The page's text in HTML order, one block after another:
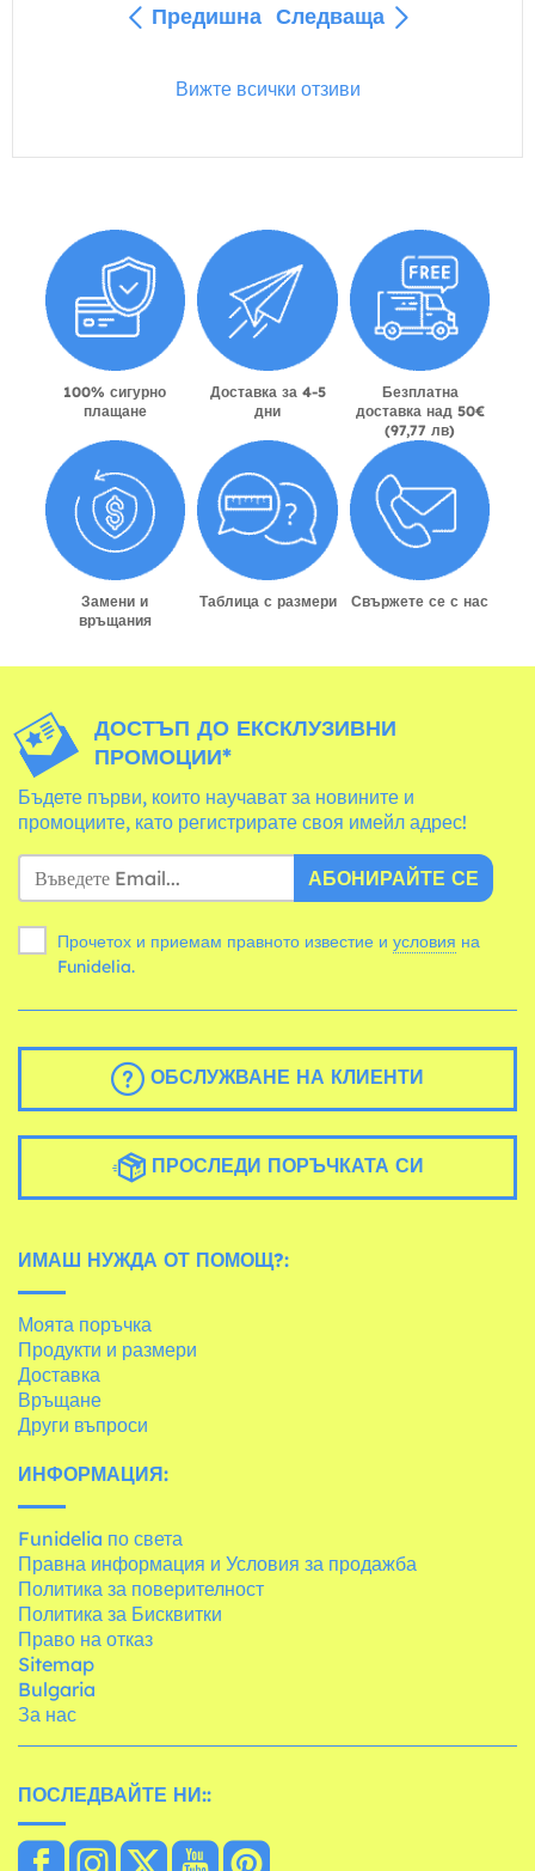
Предишна Следваща
Вижте всички отзиви
100% сигурно
плащане
Доставка за 4-5
дни
Безплатна
доставка над 50€
(97,77 лв)
Замени и
връщания
Таблица с размери Свържете се с нас
ДОСТЪП ДО ЕКСКЛУЗИВНИ
ПРОМОЦИИ*
Бъдете първи, които научават за новините и
промоциите, като регистрирате своя имейл адрес!
АБОНИРАЙТЕ СЕ
Прочетох и приемам правното известие и условия
Funidelia.
ОБСЛУЖВАНЕ НА КЛИЕНТИ
ПРОСЛЕДИ ПОРЪЧКАТА СИ
ИМАШ НУЖДА ОТ ПОМОЩ?:
Моята поръчка
Продукти и размери
Доставка
Връщане
Други въпроси
ИНФОРМАЦИЯ:
Funidelia по света
Правна информация и Условия за продажба
Политика за поверителност
Политика за Бисквитки
Право на отказ
Sitemap
Bulgaria
За нас
ПОСЛЕДВАЙТЕ НИ::